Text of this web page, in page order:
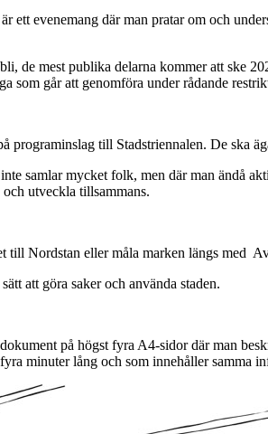
ett evenemang där man pratar om och
de mest publika delarna kommer att ske
som går att genomföra under rådande
till Stadstriennalen. De ska
samlar mycket folk, men där man ändå
utveckla tillsammans.
till Nordstan eller måla marken längs med
att göra saker och använda staden.
på högst fyra A4-sidor där man
minuter lång och som innehåller samma